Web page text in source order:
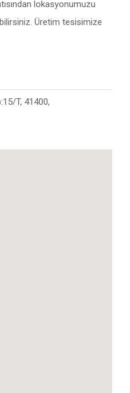
lokasyonumuzu
Üretim tesisimize
T, 41400,